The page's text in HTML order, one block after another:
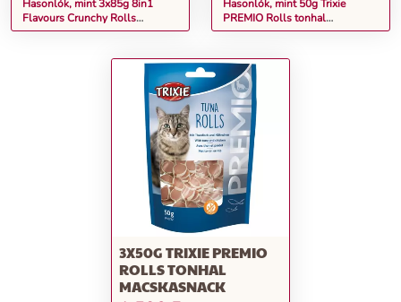
Hasonlók, mint 3x85g 8in1
Flavours Crunchy Rolls
kutyasnack 2+1 ingyen
Hasonlók, mint 50g Trixie
PREMIO Rolls tonhal
macskasnack
3X50G TRIXIE PREMIO
ROLLS TONHAL
MACSKASNACK